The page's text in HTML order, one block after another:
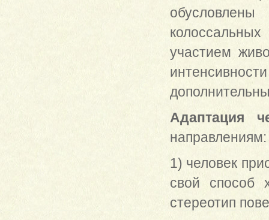
участием
Адаптация
направлениям:
1) человек
свой способ
стереотип